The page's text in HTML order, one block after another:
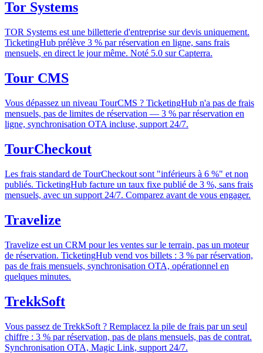
Tor Systems
TOR Systems est une billetterie d'entreprise sur devis uniquement.
TicketingHub prélève 3 % par réservation en ligne, sans frais
mensuels, en direct le jour même. Noté 5.0 sur Capterra.
Tour CMS
Vous dépassez un niveau TourCMS ? TicketingHub n'a pas de frais
mensuels, pas de limites de réservation — 3 % par réservation en
ligne, synchronisation OTA incluse, support 24/7.
TourCheckout
Les frais standard de TourCheckout sont "inférieurs à 6 %" et non
publiés. TicketingHub facture un taux fixe publié de 3 %, sans frais
mensuels, avec un support 24/7. Comparez avant de vous engager.
Travelize
Travelize est un CRM pour les ventes sur le terrain, pas un moteur
de réservation. TicketingHub vend vos billets : 3 % par réservation,
pas de frais mensuels, synchronisation OTA, opérationnel en
quelques minutes.
TrekkSoft
Vous passez de TrekkSoft ? Remplacez la pile de frais par un seul
chiffre : 3 % par réservation, pas de plans mensuels, pas de contrat.
Synchronisation OTA, Magic Link, support 24/7.